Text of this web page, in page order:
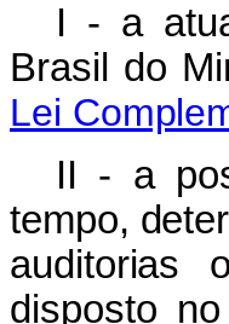
I - a
Brasil do
Lei
II - a
tempo,
auditorias
disposto no